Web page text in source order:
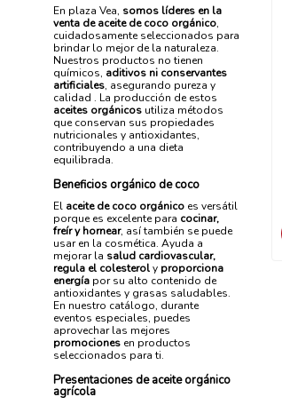
En plaza Vea, somos líderes en la
venta de aceite de coco orgánico,
cuidadosamente seleccionados para
brindar lo mejor de la naturaleza.
Nuestros productos no tienen
químicos, aditivos ni conservantes
artificiales, asegurando pureza y
calidad . La producción de estos
aceites orgánicos utiliza métodos
que conservan sus propiedades
nutricionales y antioxidantes,
contribuyendo a una dieta
equilibrada.
Beneficios orgánico de coco
El aceite de coco orgánico es versátil
porque es excelente para cocinar,
freír y hornear, así también se puede
usar en la cosmética. Ayuda a
mejorar la salud cardiovascular,
regula el colesteroly proporciona
energía por su alto contenido de
antioxidantes y grasas saludables.
En nuestro catálogo, durante
eventos especiales, puedes
aprovechar las mejores
promociones en productos
seleccionados para ti.
Presentaciones de aceite orgánico
agrícola